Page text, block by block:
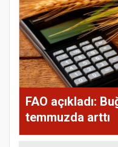
FAO açıkladı:
temmuzda arttı